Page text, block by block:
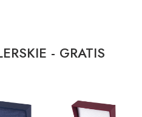
- GRATIS